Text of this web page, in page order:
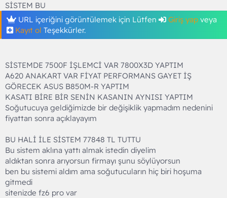
SİSTEM BU
URL içeriğini görüntülemek için Lütfen
Giriş yap veya
Kayıt ol Teşekkürler.
SİSTEMDE 7500F İŞLEMCİ VAR 7800X3D YAPTIM
A620 ANAKART VAR FİYAT PERFORMANS GAYET İŞ
GÖRECEK ASUS B850M-R YAPTIM
KASATI BİRE BİR SENİN KASANIN AYNISI YAPTIM
Soğutucuya geldiğimizde bir değişiklik yapmadım nedenini
fiyattan sonra açıklayayım
BU HALİ İLE SİSTEM 77848 TL TUTTU
Bu sistem aklına yattı almak istedin diyelim
aldıktan sonra arıyorsun firmayı şunu söylüyorsun
ben bu sistemi aldım ama soğutucuların hiç biri hoşuma
gitmedi
sitenizde fz6 pro var